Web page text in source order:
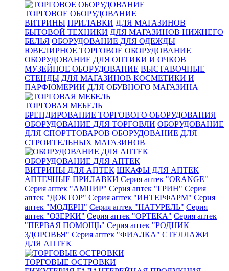
ТОРГОВОЕ ОБОРУДОВАНИЕ
ВИТРИНЫ ПРИЛАВКИ ДЛЯ МАГАЗИНОВ
БЫТОВОЙ ТЕХНИКИ ДЛЯ МАГАЗИНОВ НИЖНЕГО
БЕЛЬЯ ОБОРУДОВАНИЕ ДЛЯ ОДЕЖДЫ
ЮВЕЛИРНОЕ ТОРГОВОЕ ОБОРУДОВАНИЕ
ОБОРУДОВАНИЕ ДЛЯ ОПТИКИ И ОЧКОВ
МУЗЕЙНОЕ ОБОРУДОВАНИЕ ВЫСТАВОЧНЫЕ
СТЕНДЫ ДЛЯ МАГАЗИНОВ КОСМЕТИКИ И
ПАРФЮМЕРИИ ДЛЯ ОБУВНОГО МАГАЗИНА
ТОРГОВАЯ МЕБЕЛЬ
БРЕНДИРОВАНИЕ ТОРГОВОГО ОБОРУДОВАНИЯ
ОБОРУДОВАНИЕ ДЛЯ ТОРГОВЛИ ОБОРУДОВАНИЕ
ДЛЯ СПОРТТОВАРОВ ОБОРУДОВАНИЕ ДЛЯ
СТРОИТЕЛЬНЫХ МАГАЗИНОВ
ОБОРУДОВАНИЕ ДЛЯ АПТЕК
ВИТРИНЫ ДЛЯ АПТЕК ШКАФЫ ДЛЯ АПТЕК
АПТЕЧНЫЕ ПРИЛАВКИ Серия аптек "ORANGE"
Серия аптек "АМПИР" Серия аптек "ГРИН" Серия
аптек "ДОКТОР" Серия аптек "ИНТЕРФАРМ" Серия
аптек "МОДЕРН" Серия аптек "НАТУРЕЛЬ" Серия
аптек "ОЗЕРКИ" Серия аптек "ОРТЕКА" Серия аптек
"ПЕРВАЯ ПОМОЩЬ" Серия аптек "РОДНИК
ЗДОРОВЬЯ" Серия аптек "ФИАЛКА" СТЕЛЛАЖИ
ДЛЯ АПТЕК
ТОРГОВЫЕ ОСТРОВКИ